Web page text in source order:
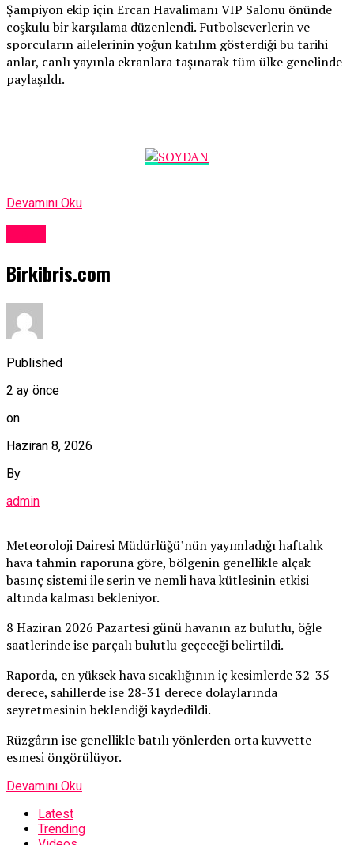
Şampiyon ekip için Ercan Havalimanı VIP Salonu önünde
coşkulu bir karşılama düzenlendi. Futbolseverlerin ve
sporcuların ailelerinin yoğun katılım gösterdiği bu tarihi
anlar, canlı yayınla ekranlara taşınarak tüm ülke genelinde
paylaşıldı.
Devamını Oku
Birkibris.com
Published
2 ay önce
on
Haziran 8, 2026
By
admin
Meteoroloji Dairesi Müdürlüğü’nün yayımladığı haftalık
hava tahmin raporuna göre, bölgenin genellikle alçak
basınç sistemi ile serin ve nemli hava kütlesinin etkisi
altında kalması bekleniyor.
8 Haziran 2026 Pazartesi günü havanın az bulutlu, öğle
saatlerinde ise parçalı bulutlu geçeceği belirtildi.
Raporda, en yüksek hava sıcaklığının iç kesimlerde 32-35
derece, sahillerde ise 28-31 derece dolaylarında
seyretmesinin beklendiği kaydedildi.
Rüzgârın ise genellikle batılı yönlerden orta kuvvette
esmesi öngörülüyor.
Devamını Oku
Latest
Trending